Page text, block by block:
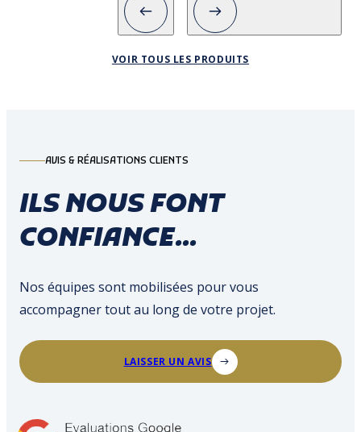
VOIR TOUS LES PRODUITS
AVIS & RÉALISATIONS CLIENTS
ILS NOUS FONT
CONFIANCE...
Nos équipes sont mobilisées pour vous
accompagner tout au long de votre projet.
LAISSER UN AVIS